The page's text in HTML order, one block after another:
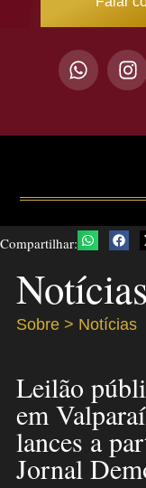
Compartilhar:
Sobre > Notícias
Leilão
em
lances a
Jornal